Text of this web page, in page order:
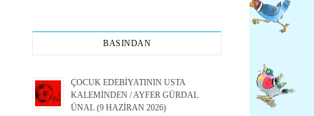
BASINDAN
ÇOCUK EDEBİYATININ USTA
KALEMİNDEN / AYFER GÜRDAL
ÜNAL (9 HAZİRAN 2026)